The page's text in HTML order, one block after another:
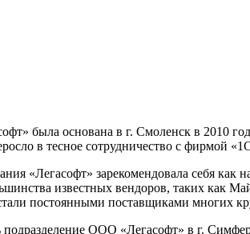
была основана в г. Смоленск в 2010
в тесное сотрудничество с фирмой
«Легасофт» зарекомендовала себя
известных вендоров, таких как
постоянными поставщиками многих
подразделение ООО «Легасофт» в г.